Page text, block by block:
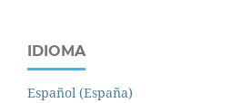
IDIOMA
Español (España)